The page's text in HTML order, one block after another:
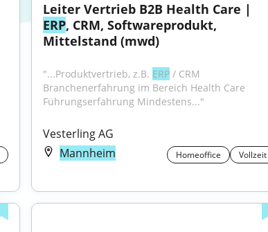
ERP, CRM, Softwareprodukt,
Mittelstand (mwd)
"...Produktvertrieb, z.B. ERP / CRM
Branchenerfahrung im Bereich Health Care
Führungserfahrung Mindestens..."
Vesterling AG
Mannheim
Homeoffice Vollzeit